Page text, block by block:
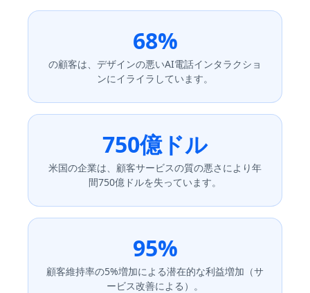
68%
の顧客は、デザインの悪いAI電話インタラクショ
ンにイライラしています。
750億ドル
米国の企業は、顧客サービスの質の悪さにより年
間750億ドルを失っています。
95%
顧客維持率の5%増加による潜在的な利益増加（サ
ービス改善による）。